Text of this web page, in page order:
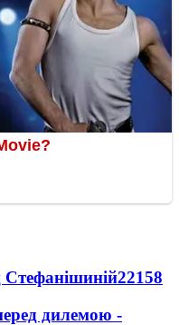
Стефанішиній22158
дилемою -